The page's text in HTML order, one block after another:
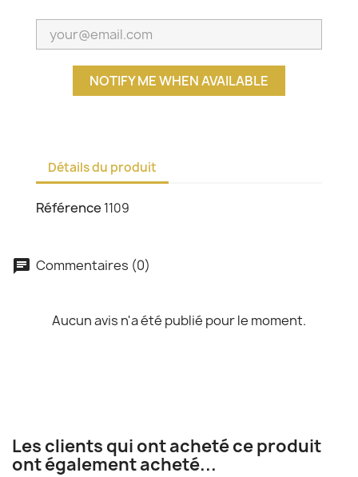
NOTIFY ME WHEN AVAILABLE
Détails du produit
Référence 1109
chat Commentaires (0)
Aucun avis n'a été publié pour le moment.
Les clients qui ont acheté ce produit
ont également acheté...